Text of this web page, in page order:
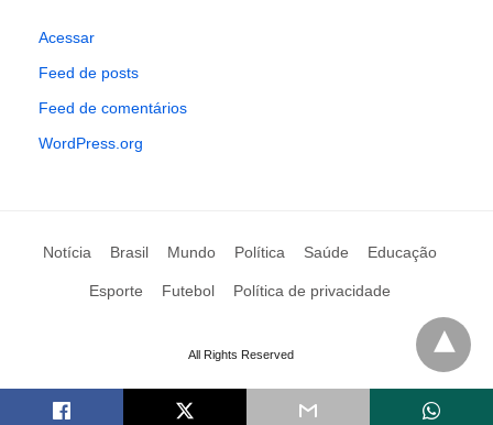
Acessar
Feed de posts
Feed de comentários
WordPress.org
Notícia Brasil Mundo Política Saúde Educação
Esporte Futebol Política de privacidade
All Rights Reserved